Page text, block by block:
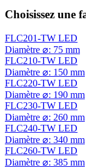
Choisissez une
FLC201-TW LED
Diamètre ⌀: 75 mm
FLC210-TW LED
Diamètre ⌀: 150 mm
FLC220-TW LED
Diamètre ⌀: 190 mm
FLC230-TW LED
Diamètre ⌀: 260 mm
FLC240-TW LED
Diamètre ⌀: 340 mm
FLC260-TW LED
Diamètre ⌀: 385 mm